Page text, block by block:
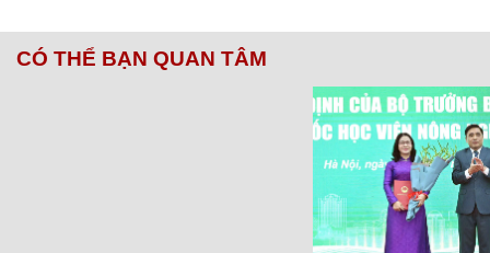
CÓ THỂ BẠN QUAN TÂM